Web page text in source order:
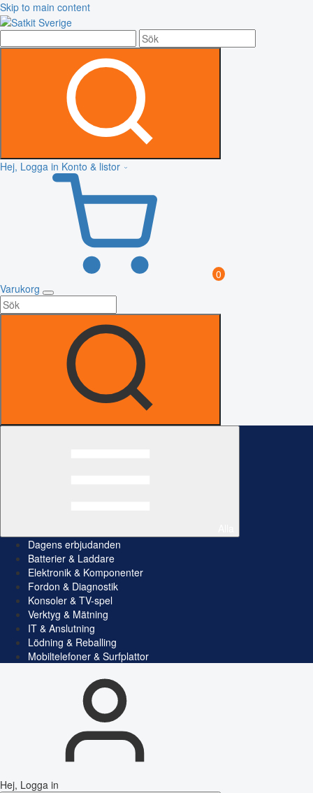
Skip to main content
Hej, Logga in Konto & listor
0
Varukorg
Dagens erbjudanden
Batterier & Laddare
Elektronik & Komponenter
Fordon & Diagnostik
Konsoler & TV-spel
Verktyg & Mätning
IT & Anslutning
Lödning & Reballing
Mobiltelefoner & Surfplattor
Hej, Logga in